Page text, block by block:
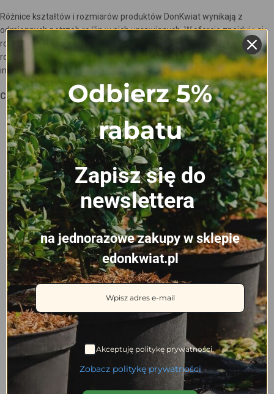
Różnice kształtów i rozmiarów produktów DonKwiat wynikają z
odmiennych potrzeb roślin w nich uprawianych. W ofercie znajdują się
rożne kształty dna doniczek, które uwarunkowane są potrzebami
roślin, klimatem panującym w danej lokalizacji szkółki oraz
indywidualnymi preferencjami szkółkarzy.
CECHY DONICZEKOdbierz 5%
rabatu
Zapisz się do
newslettera
na jednorazowe zakupy w sklepie
edonkwiat.pl
Akceptuję politykę prywatności.
Zobacz politykę prywatności